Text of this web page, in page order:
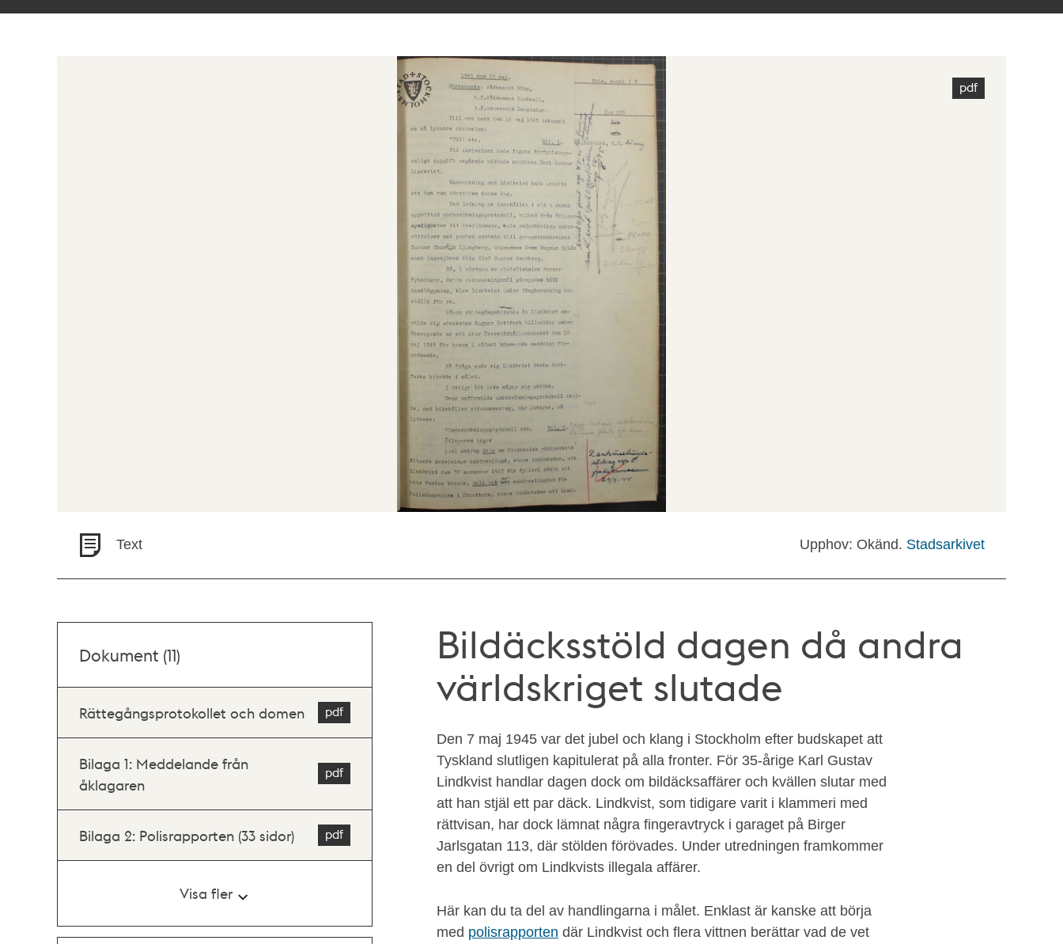
Text Upphov: Okänd. Stadsarkivet
Bildäcksstöld dagen då andra
världskriget slutade
Den 7 maj 1945 var det jubel och klang i Stockholm efter budskapet att
Tyskland slutligen kapitulerat på alla fronter. För 35-årige Karl Gustav
Lindkvist handlar dagen dock om bildäcksaffärer och kvällen slutar med
att han stjäl ett par däck. Lindkvist, som tidigare varit i klammeri med
rättvisan, har dock lämnat några fingeravtryck i garaget på Birger
Jarlsgatan 113, där stölden förövades. Under utredningen framkommer
en del övrigt om Lindkvists illegala affärer.
Här kan du ta del av handlingarna i målet. Enklast är kanske att börja
med polisrapporten där Lindkvist och flera vittnen berättar vad de vet
Dokument (11)
Rättegångsprotokollet och domen
Bilaga 1: Meddelande från
åklagaren
Bilaga 2: Polisrapporten (33 sidor)
Visa fler